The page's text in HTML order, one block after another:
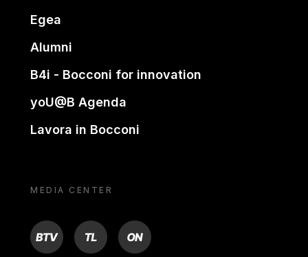
Egea
Alumni
B4i - Bocconi for innovation
yoU@B Agenda
Lavora in Bocconi
MEDIA CENTER
BTV TL ON